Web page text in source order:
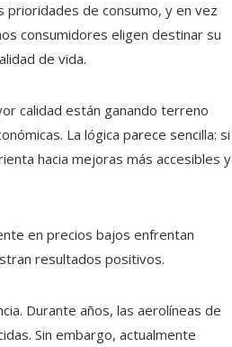
de consumo, y en vez
consumidores eligen destinar su
de vida.
calidad están ganando terreno
La lógica parece sencilla: si
hacia mejoras más accesibles y
en precios bajos enfrentan
resultados positivos.
Durante años, las aerolíneas de
Sin embargo, actualmente